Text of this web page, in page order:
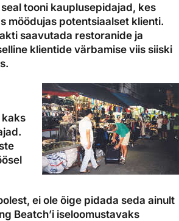
tooni kauplusepidajad, kes
möödujas potentsiaalset klienti.
saavutada restoranide ja
klientide värbamise viis siiski
kaks
ei ole õige pidada seda ainult
Beatch’i iseloomustavaks